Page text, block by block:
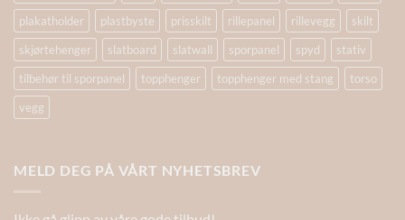
plakatholder
plastbyste prisskilt rillepanel rillevegg
skilt
skjørtehenger
slatboard slatwall sporpanel spyd
stativ
tilbehør til sporpanel
topphenger topphenger med stang
torso
vegg
MELD DEG PÅ VÅRT NYHETSBREV